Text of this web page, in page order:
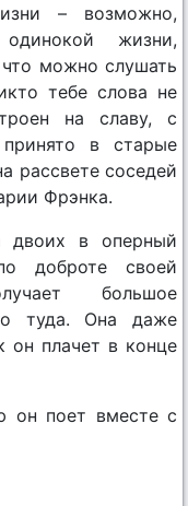
– возможно,
одинокой жизни,
можно слушать
тебе слова не
на славу, с
в старые
рассвете соседей
Фрэнка.
двоих в оперный
доброте своей
большое
туда. Она даже
он плачет в конце
он поет вместе с